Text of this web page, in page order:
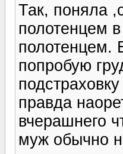
Так, поняла
полотенцем
полотенцем.
попробую
правда
вчерашнего
муж обычно